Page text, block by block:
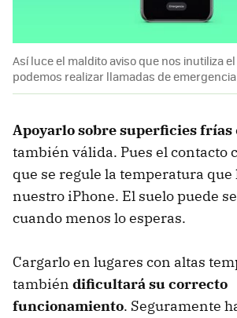
Así luce el maldito aviso que nos inutiliza el
podemos realizar llamadas de emergencia
Apoyarlo sobre superficies frías
también válida. Pues el contacto
que se regule la temperatura que
nuestro iPhone. El suelo puede
cuando menos lo esperas.
Cargarlo en lugares con altas
también dificultará su correcto
funcionamiento. Seguramente